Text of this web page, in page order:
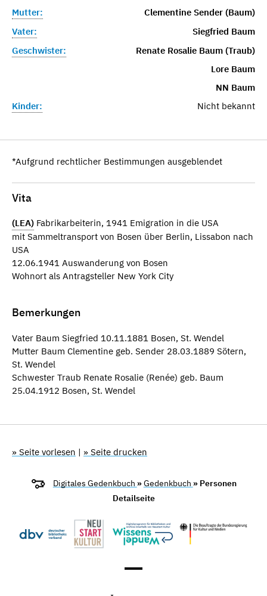
Mutter:
Clementine Sender (Baum)
Vater:
Siegfried Baum
Geschwister:
Renate Rosalie Baum (Traub)
Lore Baum
NN Baum
Kinder:
Nicht bekannt
*Aufgrund rechtlicher Bestimmungen ausgeblendet
Vita
(LEA) Fabrikarbeiterin, 1941 Emigration in die USA
mit Sammeltransport von Bosen über Berlin, Lissabon nach
USA
12.06.1941 Auswanderung von Bosen
Wohnort als Antragsteller New York City
Bemerkungen
Vater Baum Siegfried 10.11.1881 Bosen, St. Wendel
Mutter Baum Clementine geb. Sender 28.03.1889 Sötern,
St. Wendel
Schwester Traub Renate Rosalie (Renée) geb. Baum
25.04.1912 Bosen, St. Wendel
» Seite vorlesen | » Seite drucken
Digitales Gedenkbuch »Gedenkbuch » Personen
Detailseite